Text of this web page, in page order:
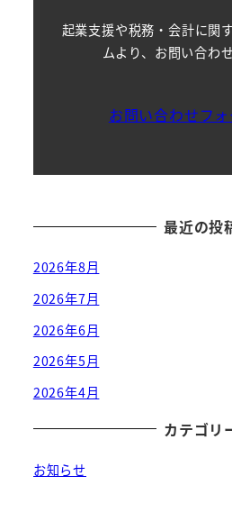
起業支援や税務・会計に関
ムより、お問い合わ
お問い合わせフ
最近の投
2026年8月
2026年7月
2026年6月
2026年5月
2026年4月
カテゴリ
お知らせ